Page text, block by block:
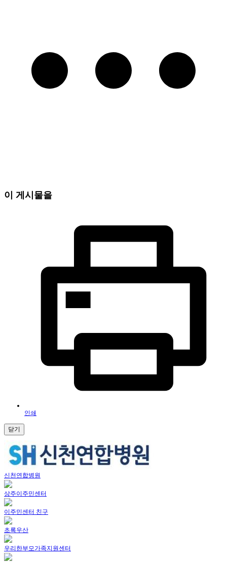
이 게시물을
인쇄
닫기
신천연합병원
상주이주민센터
이주민센터 친구
초록우산
우리한부모가족지원센터